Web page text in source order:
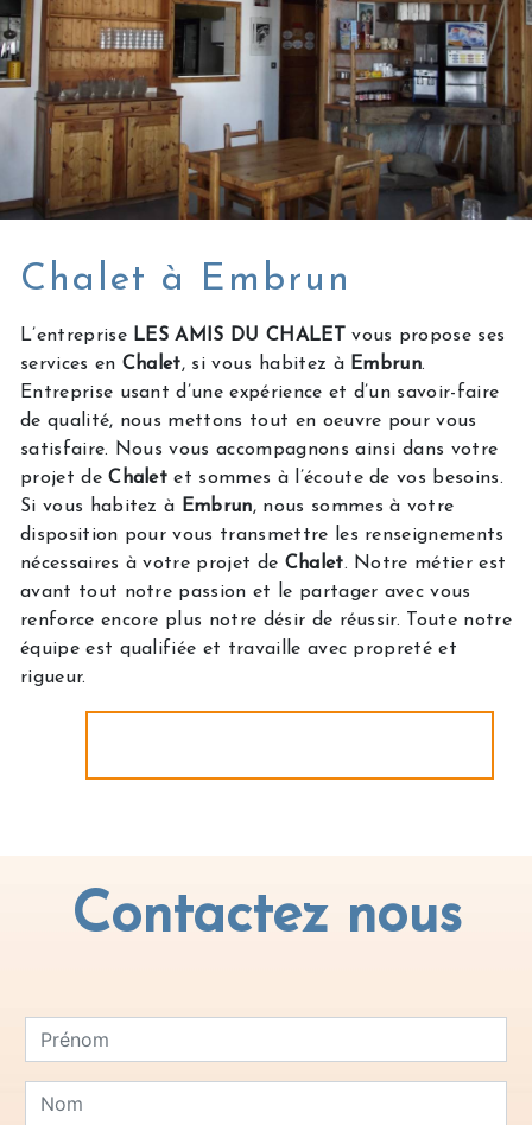
Chalet à Embrun
L’entreprise LES AMIS DU CHALET
vous propose ses
services en Chalet, si vous habitez à Embrun.
Entreprise usant d’une expérience et d’un savoir-faire
de qualité, nous mettons tout en oeuvre pour vous
satisfaire. Nous vous accompagnons ainsi dans votre
projet deChalet et sommes à l’écoute de vos besoins.
Si vous habitez à Embrun, nous sommes à votre
disposition pour vous transmettre les renseignements
nécessaires à votre projet de Chalet. Notre métier est
avant tout notre passion et le partager avec vous
renforce encore plus notre désir de réussir. Toute notre
équipe est qualifiée et travaille avec propreté et
rigueur.
Contactez nous